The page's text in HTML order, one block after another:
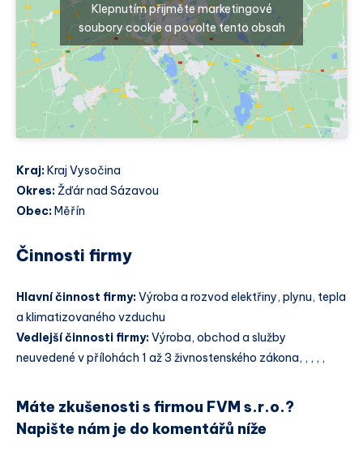
Klepnutím přijměte marketingové
soubory cookie a povolte tento obsah
Kraj: Kraj Vysočina
Okres:Žďár nad Sázavou
Obec: Měřín
Činnosti firmy
Hlavní činnost firmy:Výroba a rozvod elektřiny, plynu, tepla
a klimatizovaného vzduchu
Vedlejší činnosti firmy:Výroba, obchod a služby
neuvedené v přílohách 1 až 3 živnostenského zákona, , , , ,
Máte zkušenosti s firmou FVM s.r.o.?
Napište nám je do komentářů níže